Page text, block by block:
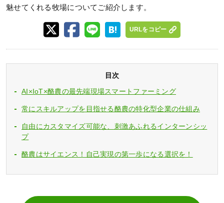
魅せてくれる牧場についてご紹介します。
URLをコピー
目次
AI×IoT×酪農の最先端現場スマートファーミング
常にスキルアップを目指せる酪農の特化型企業の仕組み
自由にカスタマイズ可能な、刺激あふれるインターンシッ
プ
酪農はサイエンス！自己実現の第一歩になる選択を！